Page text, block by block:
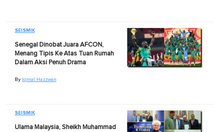
SEISMIK
Senegal Dinobat Juara AFCON,
Menang Tipis Ke Atas Tuan Rumah
Dalam Aksi Penuh Drama
By Iqmal Hazzwan
SEISMIK
Ulama Malaysia, Sheikh Muhammad